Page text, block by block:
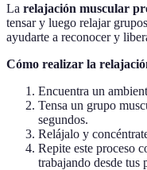
La relajación muscular
tensar y luego relajar
ayudarte a reconocer y
Cómo realizar la
Encuentra un
Tensa un grupo
segundos.
Relájalo y
Repite este proceso
trabajando desde tus